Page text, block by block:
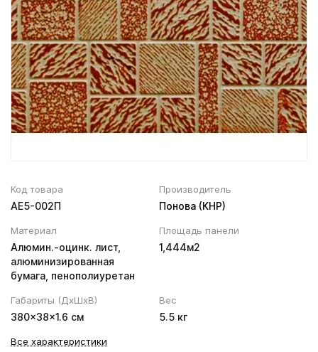
Вентиляционный выход
Колпаки, Проходы, Вент.ленты
Муфта трубы
Соединитель желоба
Трубы водосточные
Угол желоба
ХВОЙНАЯ фанера НЕ ШЛИФОВАННАЯ
Код товара
AE5-002П
Производитель
Понова (КНР)
Материал
Алюмин.-оцинк. лист,
алюминизированная
бумага, пенополиуретан
Площадь панели
1,444м2
Габариты (ДхШхВ)
380×38×1.6 см
Вес
5.5 кг
Все характеристики